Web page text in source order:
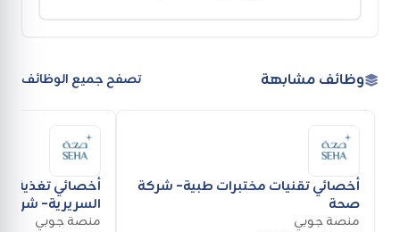
وظائف مشابهة تصفح جميع الوظائف
أخصائي تقنيات مختبرات طبية- شركة
صحة
منصة جوبي
السريرية-
منصة جوبي